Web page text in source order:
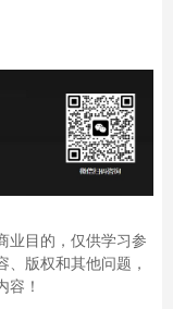
业目的，仅供学习参
版权和其他问题，
！